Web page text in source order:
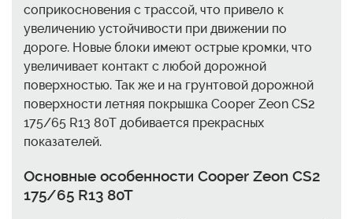
соприкосновения с трассой, что привело к
увеличению устойчивости при движении по
дороге. Новые блоки имеют острые кромки, что
увеличивает контакт с любой дорожной
поверхностью. Так же и на грунтовой дорожной
поверхности летняя покрышка Cooper Zeon CS2
175/65 R13 80T добивается прекрасных
показателей.
Основные особенности Cooper Zeon CS2
175/65 R13 80T